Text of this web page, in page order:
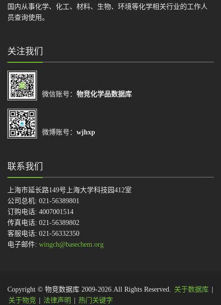
国内从事化学、化工、材料、生物、环境等化学相关行业的工作人
员查询使用。
关注我们
微信账号： 物竞化学品数据库
微博账号： wjhxp
联系我们
上海市延长路149号上海大学科技园412室
公司总机: 021-56389801
订购电话: 4007001514
传真电话: 021-56389802
客服电话: 021-56332350
电子邮件: wingch@basechem.org
Copyright © 物竞数据库 2009-2026.All Rights Reserved. 关于数据库
关于物竞
法律声明 热门关键字